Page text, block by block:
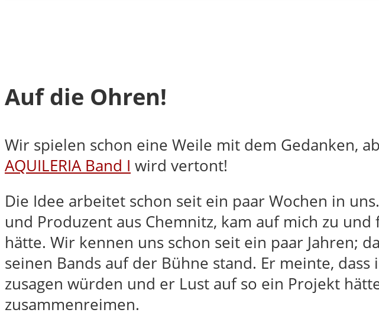
Auf die Ohren!
Wir spielen schon eine Weile mit dem Gedanken,
AQUILERIA Band I wird vertont!
Die Idee arbeitet schon seit ein paar Wochen in uns.
und Produzent aus Chemnitz, kam auf mich zu
hätte. Wir kennen uns schon seit ein paar Jahren;
seinen Bands auf der Bühne stand. Er meinte,
zusagen würden und er Lust auf so ein Projekt
zusammenreimen.